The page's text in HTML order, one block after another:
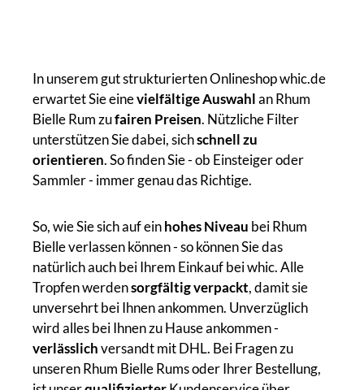
In unserem gut strukturierten Onlineshop whic.de
erwartet Sie einevielfältige Auswahlan Rhum
Bielle Rum zufairen Preisen. Nützliche Filter
unterstützen Sie dabei, sichschnell zu
orientieren. So finden Sie - ob Einsteiger oder
Sammler - immer genau das Richtige.
So, wie Sie sich auf einhohes Niveau bei Rhum
Bielle verlassen können - so können Sie das
natürlich auch bei Ihrem Einkauf bei whic. Alle
Tropfen werdensorgfältig verpackt, damit sie
unversehrt bei Ihnen ankommen. Unverzüglich
wird alles bei Ihnen zu Hause ankommen -
verlässlichversandt mit DHL. Bei Fragen zu
unseren Rhum Bielle Rums oder Ihrer Bestellung,